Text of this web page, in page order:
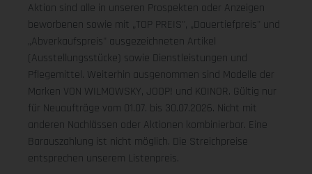
Aktion sind alle in unseren Prospekten oder Anzeigen
beworbenen sowie mit „TOP PREIS", „Dauertiefpreis" und
„Abverkaufspreis" ausgezeichneten Artikel
(Ausstellungsstücke) sowie Dienstleistungen und
Pflegemittel. Weiterhin ausgenommen sind Modelle der
Marken VON WILMOWSKY, JOOP! und KOINOR. Gültig nur
für Neuaufträge vom 01.07. bis 30.07.2026. Nicht mit
anderen Nachlässen oder Aktionen kombinierbar. Eine
Barauszahlung ist nicht möglich. Die Streichpreise
entsprechen unserem Listenpreis.